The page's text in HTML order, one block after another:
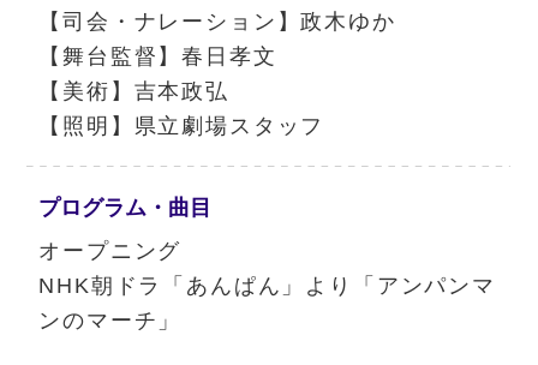
【司会・ナレーション】政木ゆか
【舞台監督】春日孝文
【美術】吉本政弘
【照明】県立劇場スタッフ
プログラム・ 曲目
オープニング
NHK朝ドラ「あんぱん」より「アンパンマ
ンのマーチ」